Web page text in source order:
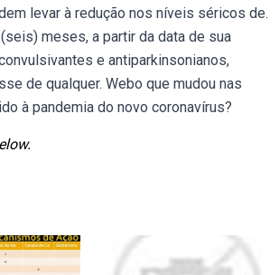
levar à redução nos níveis séricos de.
meses, a partir da data de sua
e antiparkinsonianos,
de qualquer. Webo que mudou nas
à pandemia do novo coronavírus?